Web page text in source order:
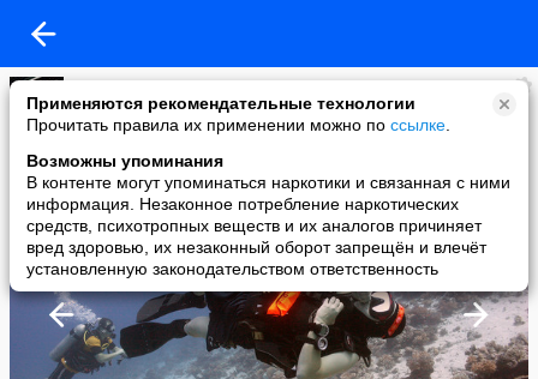
Применяются рекомендательные технологии
Прочитать правила их применении можно по ссылке
Возможны упоминания
В контенте могут упоминаться наркотики и связанная с ними
информация. Незаконное потребление наркотических
средств, психотропных веществ и их аналогов причиняет
вред здоровью, их незаконный оборот запрещён и влечёт
установленную законодательством ответственность
Lena V
added a photo
11 Nov в 02:07